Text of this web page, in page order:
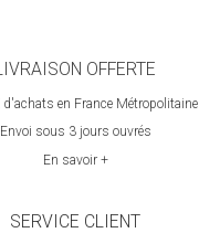
OFFERTE
d'achats en France Métropolitaine
Envoi sous 3 jours ouvrés
En savoir +
SERVICE CLIENT